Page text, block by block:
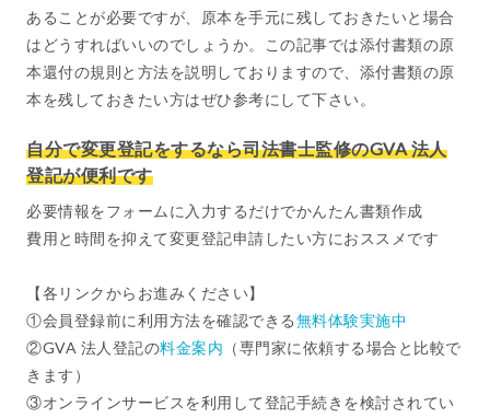
あることが必要ですが、原本を手元に残しておきたいと場合
はどうすればいいのでしょうか。この記事では添付書類の原
本還付の規則と方法を説明しておりますので、添付書類の原
本を残しておきたい方はぜひ参考にして下さい。
自分で変更登記をするなら司法書士監修のGVA 法人
登記が便利です
必要情報をフォームに入力するだけでかんたん書類作成
費用と時間を抑えて変更登記申請したい方におススメです
【各リンクからお進みください】
①会員登録前に利用方法を確認できる無料体験実施中
②GVA 法人登記の料金案内 （専門家に依頼する場合と比較で
きます）
③オンラインサービスを利用して登記手続きを検討されてい